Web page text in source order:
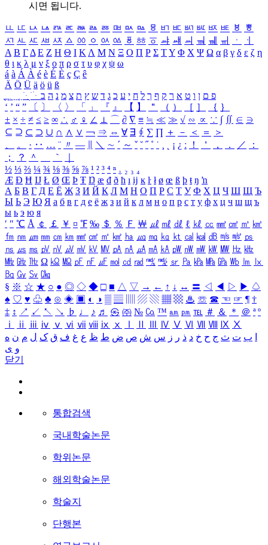
시면 됩니다.
ㅥ ㅦ ㅧ ㅨ ㅩ ㅪ ㅫ ㅬ ㅭ ㅮ ㅯ ㅰ ㅱ ㅲ ㅳ ㅴ ㅵ ㅶ ㅷ ㅸ
ㅹ
ㅺ ㅻ ㅼ ㅽ ㅾ ㅿ ㆀ ㆁ ㆂ ㆃ ㆄ ㆅ ㆆ ㆇ ㆈ ㆉ ㆊ ㆋ ㆌ ㆍ
ㆎ
Α Β ΓΔ Ε Ζ Η Θ Ι ΚΛ Μ Ν Ξ Ο Π Ρ Σ ΤΥ Φ Χ Ψ Ω α β γ δ ε ζ η
θ ι κ λ μ ν ξ ο π ρ σ τ υ φ χ ψ ω
á à Á À é è É È ç Ç ê
Ä Ö Ü ä ö ü ß
ִֶֹ ֻּ ׁׂ פ ם ן ו ט א ר ק ף ך ל ח י ע כ ג ד ש ץ ת צ מ נ ה ב
‘ ’ “ ” 〔 〕 〈 〉 「 」 『 』 【 】 ＂ （ ） ［ ］ ｛ ｝
± × ÷ ≠ ≤ ≥ ∞ ∴ ♂ ♀ ∠ ⊥ ⌒ ∂ ∇ ≡ ≒ ≪ ≫ √ ∽ ∝ ∵ ∫ ∬ ∈ ∋
⊆ ⊇ ⊂ ⊃ ∪ ∩ ∧ ∨ ￢ ⇒ ⇔ ∀ ∃ ∮ ∑ ∏ ＋ － ＜ ＝
＞
、
。 · ‥ … ¨ 〃 ― ＼ ∼ ´ ～ ˇ ˘ ˝ ˚ ˙ ¸ ¡ ¿ ː ！ ＇ ， ． ／
：
；
？ ＾ ｀
½ ⅓ ⅔ ¼ ¾ ⅛ ⅜ ⅝ ⅞ ¹ ² ³ ⁴ ⁿ ₁ ₂ ₃ ₄
Æ Ð Ħ Ĳ Ł Ø Œ Þ Ŧ Ŋ æ đ ð ħ ı ĳ ĸ ŀ ł ø œ ß þ ŧ ŋ ŉ
А Б В Г Д Е Ё Ж З И Й К Л М Н О П Р С Т У Ф Х Ц Ч Ш Щ Ъ
Ы Ь Э Ю Я а б в г д е ё ж з и й к л м н о п р с т у ф х ц ч ш щ ъ
ы ь э ю я
′ ″ ℃ Å ￠ ￡ ￥ ¤ ℉ ‰ ＄ ％ Ｆ ￦ ㎕ ㎖ ㎗ ℓ ㎘ ㏄ ㎣ ㎤ ㎥ ㎦
㎙ ㎚ ㎛ ㎜ ㎝ ㎞ ㎟ ㎠ ㎡ ㎢ ㏊ ㎍ ㎎ ㎏ ㏏ ㎈ ㎉ ㏈ ㎧ ㎨ ㎰
㎱ ㎲ ㎳ ㎴ ㎵ ㎶ ㎷ ㎸ ㎹ ㎀ ㎁ ㎂ ㎃ ㎄ ㎺ ㎻ ㎽ ㎾ ㎿ ㎐ ㎑
㎒ ㎓ ㎔ Ω ㏀ ㏁ ㎊ ㎋ ㎌ ㏖ ㏅ ㎭ ㎮ ㎯ ㏛ ㎩ ㎪ ㎫ ㎬ ㏝ ㏐
㏓
㏃ ㏉ ㏜ ㏆
§ ※ ☆ ★ ○ ● ◎ ◇ ◆ □ ■ △ ▽ → ← ↑ ↓ ↔ 〓 ◁ ◀ ▷ ▶ ♤
♠ ♡ ♥ ♧ ♣ ⊙ ◈ ▣ ◐ ◑ ▒ ▤ ▨ ▧ ▦ ▩ ♨ ☏ ☎ ☜ ☞ ¶ †
‡ ↕ ↗ ↙ ↖ ↘ ♭ ♩ ♪ ♬ ㉿ ㈜ № ㏇ ™ ㏂ ㏘ ℡ ＃ ＆ ＊ ＠ ª º
ⅰ
ⅱ ⅲ ⅳ ⅴ ⅵ ⅶ ⅷ ⅸ ⅹ Ⅳ Ⅴ Ⅵ Ⅶ Ⅷ Ⅸ Ⅹ
ب ت ث ج ح خ د ذ ر ز س ش ص ض ط ظ ع غ ف ق ک ل م ن ه
و ی
닫기
통합검색
국내학술논문
학위논문
해외학술논문
학술지
단행본